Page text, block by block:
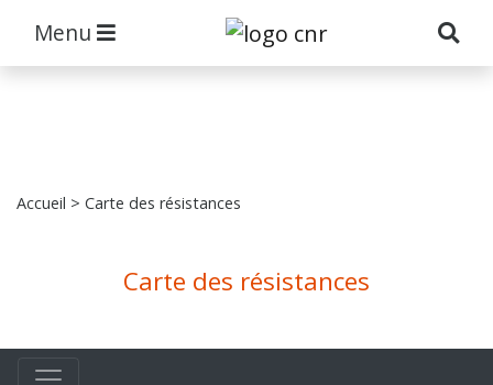
Menu
Accueil > Carte des résistances
Carte des résistances